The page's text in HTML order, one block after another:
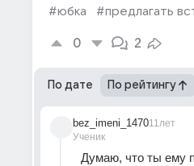
#юбка
#предлагать
0 2
По дате По рейтингу
bez_imeni_1470
Ученик
11лет
Думаю, что ты ему